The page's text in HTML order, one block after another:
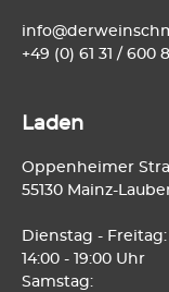
+49 (0) 61 31 / 600
Laden
Oppenheimer
55130 Mainz-
Dienstag - Freitag:
14:00 - 19:00 Uhr
Samstag: